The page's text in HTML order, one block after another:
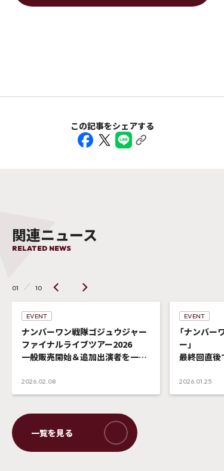
この記事をシェアする
関連ニュース
RELATED NEWS
EVENT
ナンバーワン戦隊ゴジュウジャー
ファイナルライブツアー2026
一般販売開始＆追加出演者を一挙
2026.02.08
EVENT
「ナンバー
ー」
最終回直後
有料配信実
2026.01.25
01 10